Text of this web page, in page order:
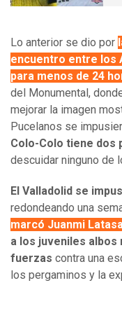
Lo anterior se dio por
encuentro entre los
para menos de 24
del Monumental,
mejorar la imagen
Pucelanos se
Colo-Colo tiene dos
descuidar ninguno de
El Valladolid se
redondeando una
marcó Juanmi
a los juveniles
fuerzas contra una
los pergaminos y la